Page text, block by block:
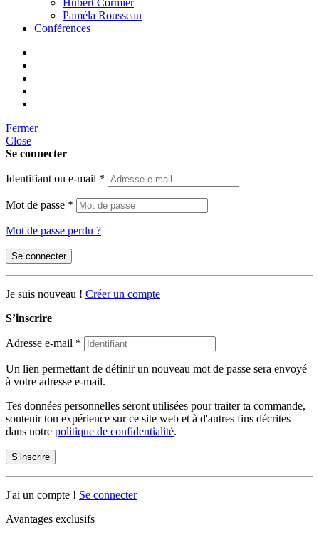
Hubert Cormier
Paméla Rousseau
Conférences
Fermer
Close
Se connecter
Identifiant ou e-mail *
Mot de passe *
Mot de passe perdu ?
Se connecter
Je suis nouveau ! Créer un compte
S’inscrire
Adresse e-mail *
Un lien permettant de définir un nouveau mot de passe sera envoyé
à votre adresse e-mail.
Tes données personnelles seront utilisées pour traiter ta commande,
soutenir ton expérience sur ce site web et à d'autres fins décrites
dans notre politique de confidentialité.
S’inscrire
J'ai un compte ! Se connecter
Avantages exclusifs